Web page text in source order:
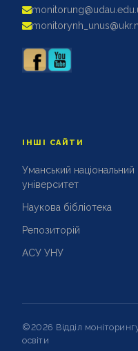
ІНШІ САЙТИ
Уманський національний
університет
Наукова бібліотека
Репозиторій
АСУ УНУ
©2026 Відділ
освіти